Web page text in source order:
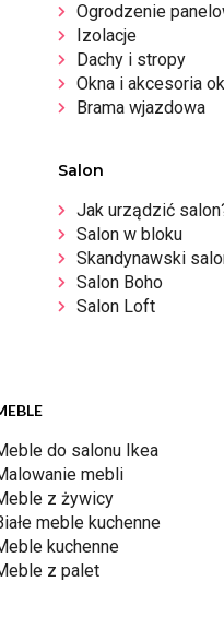
Ogrodzenie
Izolacje
Dachy i stropy
Okna i akcesoria
Brama wjazdowa
Salon
Jak urządzić
Salon w bloku
Skandynawski
Salon Boho
Salon Loft
do salonu Ikea
mebli
z żywicy
meble kuchenne
kuchenne
z palet